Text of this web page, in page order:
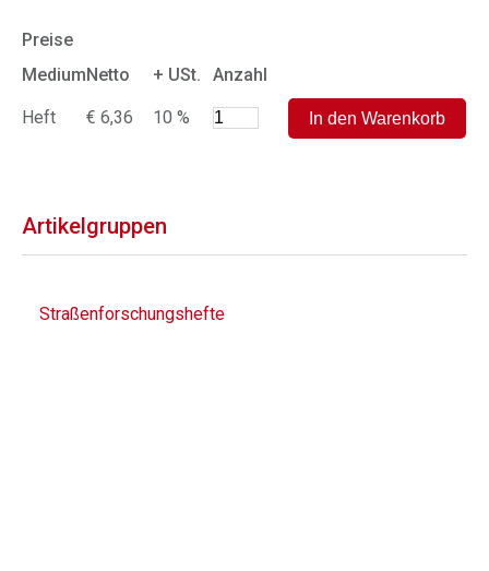
Preise
MediumNetto + USt. Anzahl
Heft € 6,36 10 %
Artikelgruppen
Straßenforschungshefte